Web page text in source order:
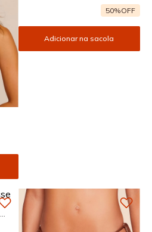
50%OFF
Adicionar na sacola